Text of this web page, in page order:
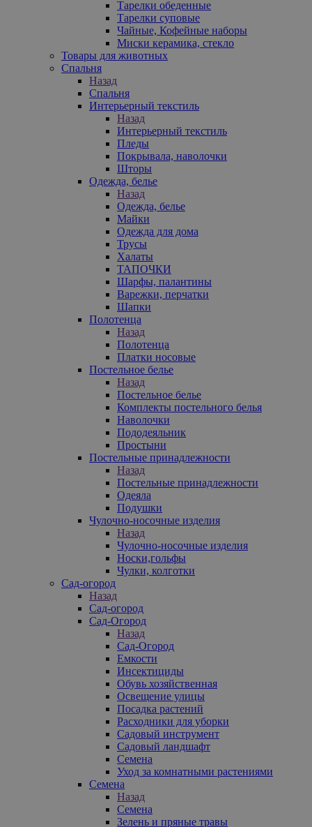
Тарелки обеденные
Тарелки суповые
Чайные, Кофейные наборы
Миски керамика, стекло
Товары для животных
Спальня
Назад
Спальня
Интерьерный текстиль
Назад
Интерьерный текстиль
Пледы
Покрывала, наволочки
Шторы
Одежда, белье
Назад
Одежда, белье
Майки
Одежда для дома
Трусы
Халаты
ТАПОЧКИ
Шарфы, палантины
Варежки, перчатки
Шапки
Полотенца
Назад
Полотенца
Платки носовые
Постельное белье
Назад
Постельное белье
Комплекты постельного белья
Наволочки
Пододеяльник
Простыни
Постельные принадлежности
Назад
Постельные принадлежности
Одеяла
Подушки
Чулочно-носочные изделия
Назад
Чулочно-носочные изделия
Носки,гольфы
Чулки, колготки
Сад-огород
Назад
Сад-огород
Сад-Огород
Назад
Сад-Огород
Емкости
Инсектициды
Обувь хозяйственная
Освещение улицы
Посадка растений
Расходники для уборки
Садовый инструмент
Садовый ландшафт
Семена
Уход за комнатными растениями
Семена
Назад
Семена
Зелень и пряные травы